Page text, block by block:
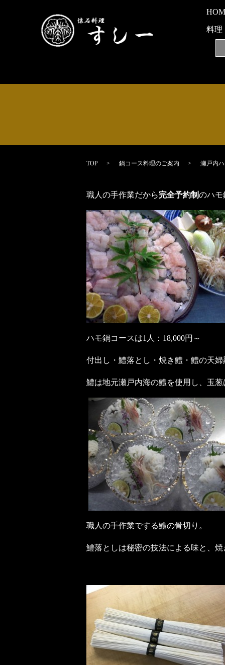
料理
TOP 鍋コース料理のご案内 瀬戸内
職人の手作業だから完全予約制のハモ
ハモ鍋コースは1人：18,000円～
付出し・鱧落とし・焼き鱧・鱧の天
鱧は地元瀬戸内海の鱧を使用し、玉葱
職人の手作業でする鱧の骨切り。
鱧落としは秘密の技法による味と、